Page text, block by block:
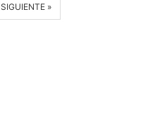
SIGUIENTE »